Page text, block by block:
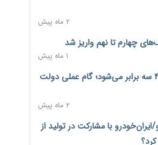
مهار تورم و تأمین مالی
آغاز می‌شود؛ نسخه انضباط
گمرکی قدرت خرید مردم را نشانه
۲ ماه پیش
۱ ماه پیش
یارانه خانواده‌های دهک ۱ تا ۴ سه برابر می‌شود؛ گام عملی دولت
۲ ماه پیش
با مشارکت در تولید از